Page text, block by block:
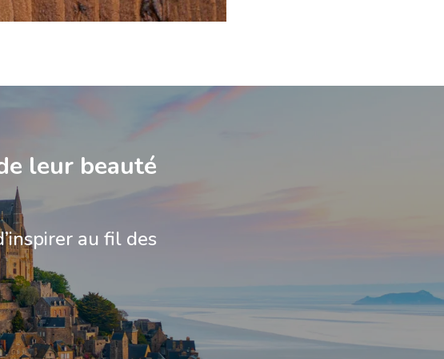
leur beauté
au fil des